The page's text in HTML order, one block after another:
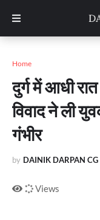
Home
दुर्ग में आधी
विवाद ने ली
गंभीर
by DAINIK DARPAN CG
Views